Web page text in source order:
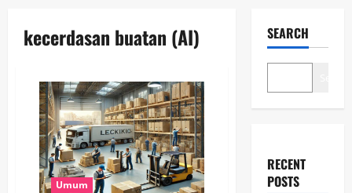
kecerdasan buatan (AI)
Umum
SEARCH
RECENT
POSTS